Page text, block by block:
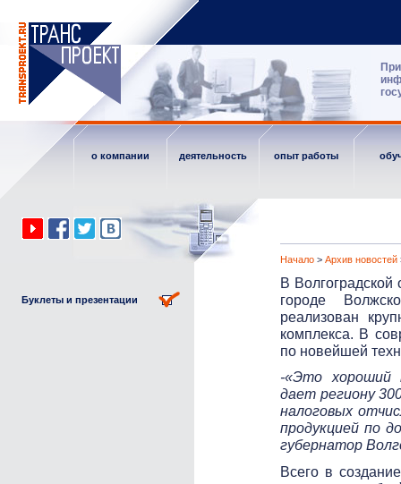
о компании деятельность опыт работы
Буклеты и презентации
Начало > Архив новостей
В
городе
реализован
комплекса. В
по новейшей
-«Это хороший
дает региону
налоговых
продукцией по
губернатор
Всего в